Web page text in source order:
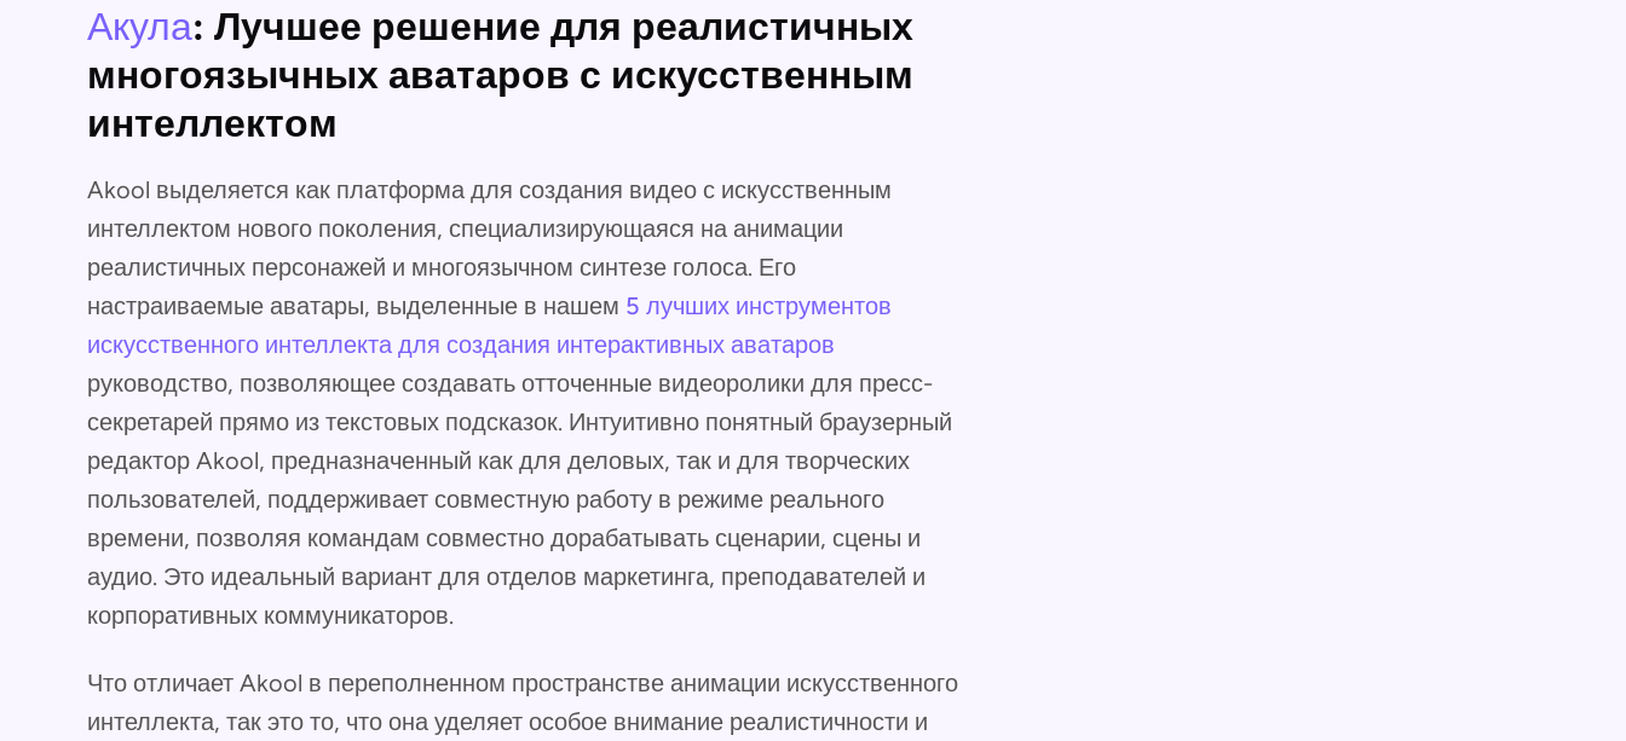
Акула: Лучшее решение для реалистичных
многоязычных аватаров с искусственным
интеллектом
Akool выделяется как платформа для создания видео с искусственным
интеллектом нового поколения, специализирующаяся на анимации
реалистичных персонажей и многоязычном синтезе голоса. Его
настраиваемые аватары, выделенные в нашем 5 лучших инструментов
искусственного интеллекта для создания интерактивных аватаров
руководство, позволяющее создавать отточенные видеоролики для пресс-
секретарей прямо из текстовых подсказок. Интуитивно понятный браузерный
редактор Akool, предназначенный как для деловых, так и для творческих
пользователей, поддерживает совместную работу в режиме реального
времени, позволяя командам совместно дорабатывать сценарии, сцены и
аудио. Это идеальный вариант для отделов маркетинга, преподавателей и
корпоративных коммуникаторов.
Что отличает Akool в переполненном пространстве анимации искусственного
интеллекта, так это то, что она уделяет особое внимание реалистичности и